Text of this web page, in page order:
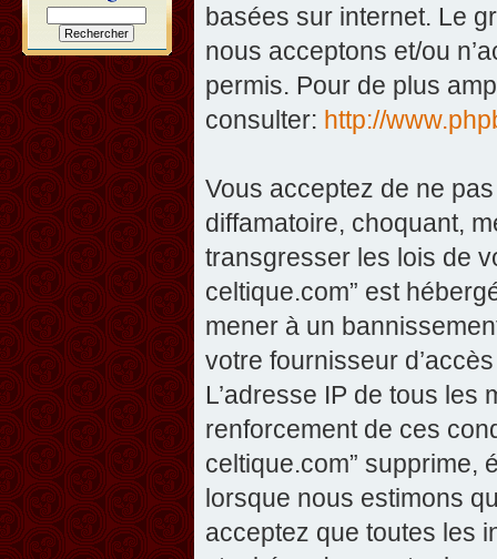
basées sur internet. Le
nous acceptons et/ou
permis. Pour de plus
consulter: http://
Vous acceptez de ne
diffamatoire, choquant,
transgresser les lois de
celtique.com” est
mener à un
votre fournisseur
L’adresse IP de tous
renforcement de ces
celtique.com” supprime,
lorsque nous estimons
acceptez que toutes les